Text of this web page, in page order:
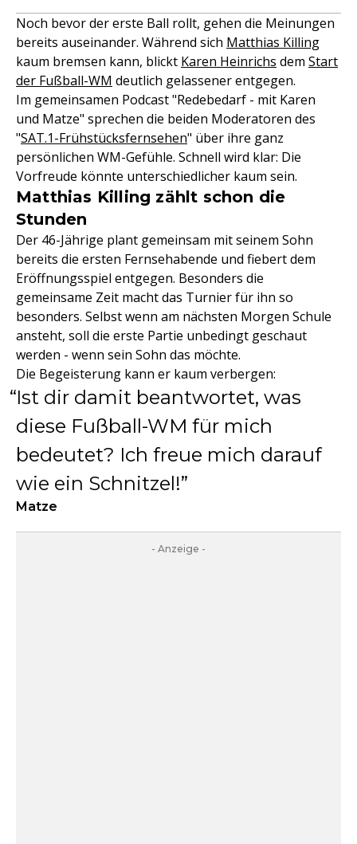
Noch bevor der erste Ball rollt, gehen die Meinungen
bereits auseinander. Während sich Matthias Killing
kaum bremsen kann, blickt Karen Heinrichs dem Start
der Fußball-WM deutlich gelassener entgegen.
Im gemeinsamen Podcast "Redebedarf - mit Karen
und Matze" sprechen die beiden Moderatoren des
"SAT.1-Frühstücksfernsehen" über ihre ganz
persönlichen WM-Gefühle. Schnell wird klar: Die
Vorfreude könnte unterschiedlicher kaum sein.
Matthias Killing zählt schon die
Stunden
Der 46-Jährige plant gemeinsam mit seinem Sohn
bereits die ersten Fernsehabende und fiebert dem
Eröffnungsspiel entgegen. Besonders die
gemeinsame Zeit macht das Turnier für ihn so
besonders. Selbst wenn am nächsten Morgen Schule
ansteht, soll die erste Partie unbedingt geschaut
werden - wenn sein Sohn das möchte.
Die Begeisterung kann er kaum verbergen:
Ist dir damit beantwortet, was
diese Fußball-WM für mich
bedeutet? Ich freue mich darauf
wie ein Schnitzel!
Matze
- Anzeige -